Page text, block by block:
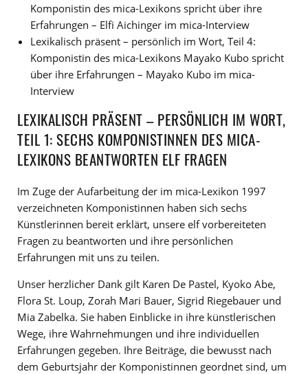
Komponistin des mica-Lexikons spricht über ihre
Erfahrungen – Elfi Aichinger im mica-Interview
Lexikalisch präsent – persönlich im Wort, Teil 4:
Komponistin des mica-Lexikons Mayako Kubo spricht
über ihre Erfahrungen – Mayako Kubo im mica-
Interview
LEXIKALISCH PRÄSENT – PERSÖNLICH IM WORT,
TEIL 1: SECHS KOMPONISTINNEN DES MICA-
LEXIKONS BEANTWORTEN ELF FRAGEN
Im Zuge der Aufarbeitung der im mica-Lexikon 1997
verzeichneten Komponistinnen haben sich sechs
Künstlerinnen bereit erklärt, unsere elf vorbereiteten
Fragen zu beantworten und ihre persönlichen
Erfahrungen mit uns zu teilen.
Unser herzlicher Dank gilt Karen De Pastel, Kyoko Abe,
Flora St. Loup, Zorah Mari Bauer, Sigrid Riegebauer und
Mia Zabelka. Sie haben Einblicke in ihre künstlerischen
Wege, ihre Wahrnehmungen und ihre individuellen
Erfahrungen gegeben. Ihre Beiträge, die bewusst nach
dem Geburtsjahr der Komponistinnen geordnet sind, um